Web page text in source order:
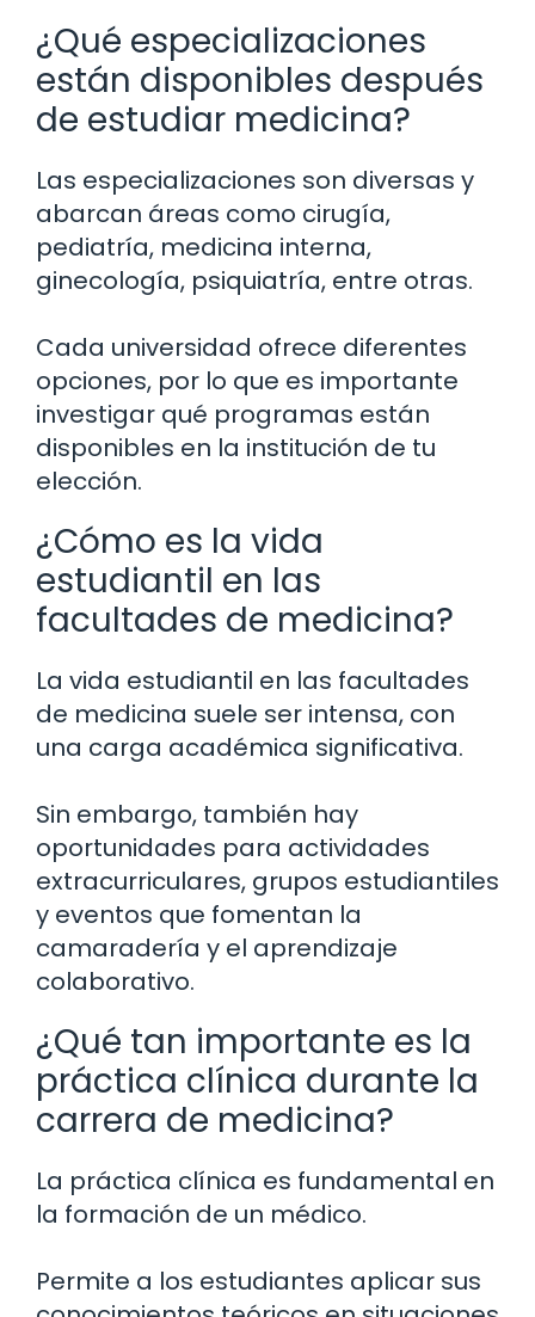
¿Qué especializaciones
están disponibles después
de estudiar medicina?
Las especializaciones son diversas y
abarcan áreas como cirugía,
pediatría, medicina interna,
ginecología, psiquiatría, entre otras.
Cada universidad ofrece diferentes
opciones, por lo que es importante
investigar qué programas están
disponibles en la institución de tu
elección.
¿Cómo es la vida
estudiantil en las
facultades de medicina?
La vida estudiantil en las facultades
de medicina suele ser intensa, con
una carga académica significativa.
Sin embargo, también hay
oportunidades para actividades
extracurriculares, grupos estudiantiles
y eventos que fomentan la
camaradería y el aprendizaje
colaborativo.
¿Qué tan importante es la
práctica clínica durante la
carrera de medicina?
La práctica clínica es fundamental en
la formación de un médico.
Permite a los estudiantes aplicar sus